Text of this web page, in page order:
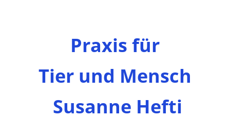
Praxis für
Tier und Mensch
Susanne Hefti